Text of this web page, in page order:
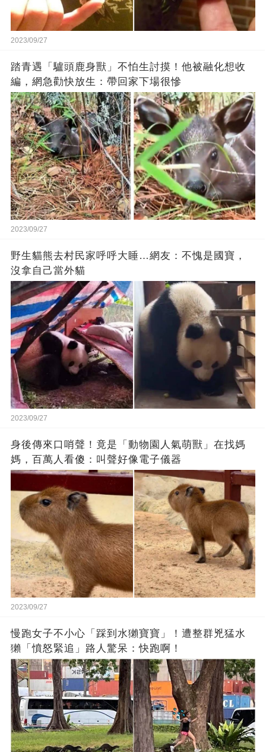
2023/09/27
踏青遇「驢頭鹿身獸」不怕生討摸！他被融化想收
編，網急勸快放生：帶回家下場很慘
2023/09/27
野生貓熊去村民家呼呼大睡…網友：不愧是國寶，
沒拿自己當外貓
2023/09/27
身後傳來口哨聲！竟是「動物園人氣萌獸」在找媽
媽，百萬人看傻：叫聲好像電子儀器
2023/09/27
慢跑女子不小心「踩到水獺寶寶」！遭整群兇猛水
獺「憤怒緊追」路人驚呆：快跑啊！